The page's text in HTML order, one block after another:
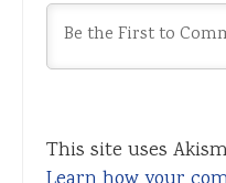
This site uses